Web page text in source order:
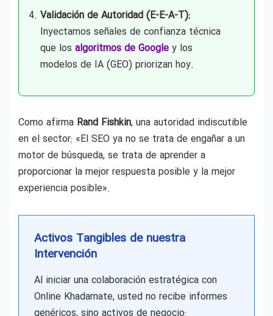
Validación de Autoridad (E-E-A-T):
Inyectamos señales de confianza técnica
que los algoritmos de Google y los
modelos de IA (GEO) priorizan hoy.
Como afirma Rand Fishkin, una autoridad indiscutible
en el sector: «El SEO ya no se trata de engañar a un
motor de búsqueda, se trata de aprender a
proporcionar la mejor respuesta posible y la mejor
experiencia posible».
Activos Tangibles de nuestra
Intervención
Al iniciar una colaboración estratégica con
Online Khadamate, usted no recibe informes